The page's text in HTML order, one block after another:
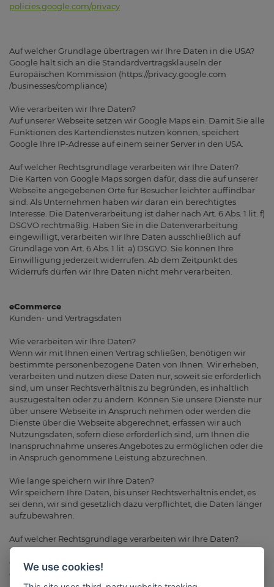
policies.google.com/privacy
Auf welcher Grundlage übertragen wir Ihre Daten in die USA?
Google hält sich an die Standardvertragsklauseln der
Europäischen Kommission (https://privacy.google.com
/businesses/compliance)
Wie verarbeiten wir Ihre Daten?
Auf unserer Webseite setzen wir Google Maps ein. Damit Sie alle
Funktionen des Kartendienstes nutzen können, speichert
Google Ihre IP-Adresse auf einem seiner Server in den USA.
Auf welcher Rechtsgrundlage verarbeiten wir Ihre Daten?
Die Karten von Google Maps sorgen dafür, dass die auf unserer
Webseite angegebenen Orte für Besucher leichter auffindbar
sind. Als Unternehmen haben wir daran ein berechtigtes
Interesse. Die Datenverarbeitung ist daher nach Art. 6 Abs. 1 lit. f)
DSGVO rechtmäßig. Haben Sie in die Datenverarbeitung
eingewilligt, verarbeiten wir Ihre Daten ausschließlich auf
Grundlage von Art. 6 Abs. 1 lit. a) DSGVO. Sie können Ihre
Einwilligung jederzeit widerrufen. Ab dem Zeitpunkt des
Widerrufs dürfen wir Ihre Daten nicht mehr verarbeiten.
eCommerce
Kunden- und Vertragsdaten
Wie verarbeiten wir Ihre Daten?
Wenn wir mit Ihnen einen Vertrag schließen, benötigen wir
bestimmte personenbezogene Daten von Ihnen. Wir erheben,
verarbeiten und nutzen diese Daten nur, soweit sie erforderlich
sind, um unser Rechtsverhältnis zu begründen, es inhaltlich
auszugestalten oder zu ändern. Können Sie unsere Dienste nur
über unsere Webseite in Anspruch nehmen oder werden die
Dienste über die Webseite abgerechnet, erfassen wir auch
Nutzungsdaten, sofern diese erforderlich sind, um Ihnen die
Inanspruchnahme unseres Angebotes zu ermöglichen oder die
in Anspruch genommene Leistung abzurechnen.
Wie lange speichern wir Ihre Daten?
Wir speichern Ihre Daten, bis unser Rechtsverhältnis endet, es
sei denn, wir sind gesetzlich dazu verpflichtet, die Daten länger
aufzubewahren.
Auf welcher Rechtsgrundlage verarbeiten wir Ihre Daten?
Wir speichern Ihre Daten, um den Vertrag mit Ihnen zu erfüllen
oder vorvertragliche Maßnahmen durchzuführen. Grundlage
der Datenverarbeitung ist damit Art. 6 Abs. 1 lit. b) DSGVO.
We use cookies!